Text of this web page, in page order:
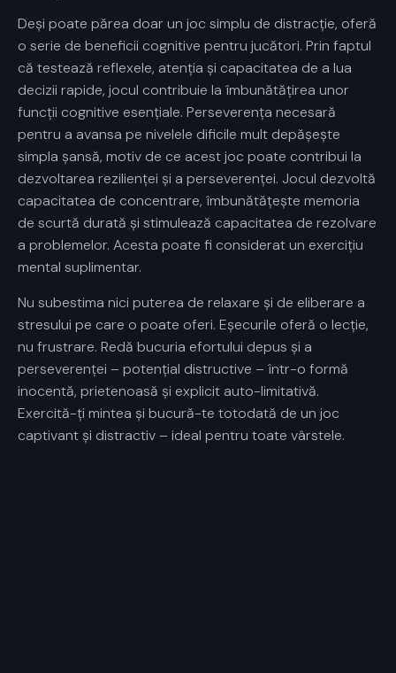
Deși poate părea doar un joc simplu de distracție, oferă
o serie de beneficii cognitive pentru jucători. Prin faptul
că testează reflexele, atenția și capacitatea de a lua
decizii rapide, jocul contribuie la îmbunătățirea unor
funcții cognitive esențiale. Perseverența necesară
pentru a avansa pe nivelele dificile mult depășește
simpla șansă, motiv de ce acest joc poate contribui la
dezvoltarea rezilienței și a perseverenței. Jocul dezvoltă
capacitatea de concentrare, îmbunătățește memoria
de scurtă durată și stimulează capacitatea de rezolvare
a problemelor. Acesta poate fi considerat un exercițiu
mental suplimentar.
Nu subestima nici puterea de relaxare și de eliberare a
stresului pe care o poate oferi. Eșecurile oferă o lecție,
nu frustrare. Redă bucuria efortului depus și a
perseverenței – potențial distructive – într-o formă
inocentă, prietenoasă și explicit auto-limitativă.
Exercită-ți mintea și bucură-te totodată de un joc
captivant și distractiv – ideal pentru toate vârstele.